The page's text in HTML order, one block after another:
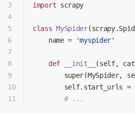
3
4
5
6
7
8
9
10
11
import scrapy
class MySpider(
    name =
'myspider'
def __init__ (self,
super(MySpider,
self.start_urls =
# ...